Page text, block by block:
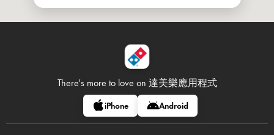
There's more to love on 達美樂應用程式
iPhone Android